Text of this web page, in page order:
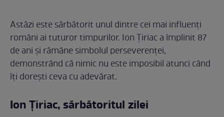
Astăzi este sărbătorit unul dintre cei mai influenți
români ai tuturor timpurilor. Ion Țiriac a împlinit 87
de ani și rămâne simbolul perseverenței,
demonstrând că nimic nu este imposibil atunci când
îți dorești ceva cu adevărat.
Ion Țiriac, sărbătoritul zilei